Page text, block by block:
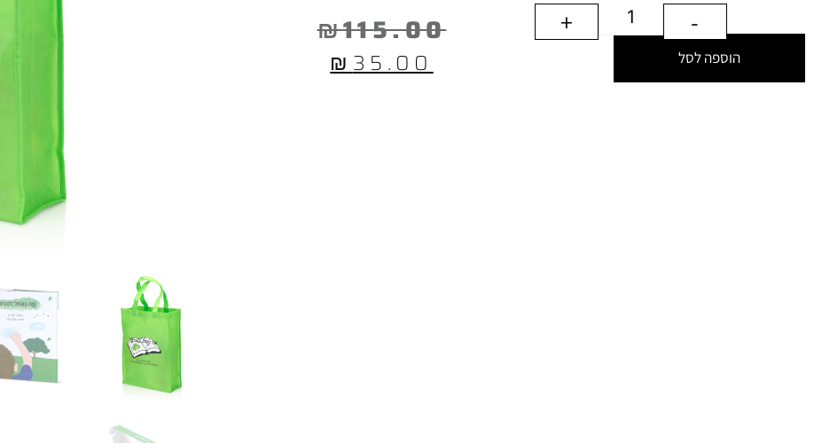
-
+
הוספה לסל
₪115.00
₪ 35.00